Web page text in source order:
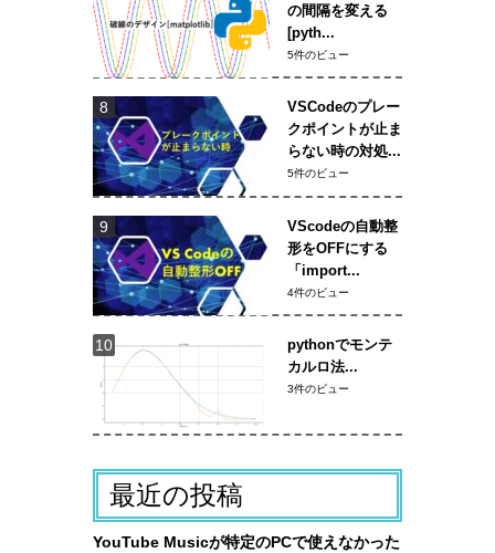
の間隔を変える
[pyth...
5件のビュー
VSCodeのプレー
クポイントが止ま
らない時の対処...
5件のビュー
VScodeの自動整
形をOFFにする
「import...
4件のビュー
pythonでモンテ
カルロ法...
3件のビュー
最近の投稿
YouTube Musicが特定のPCで使えなかった